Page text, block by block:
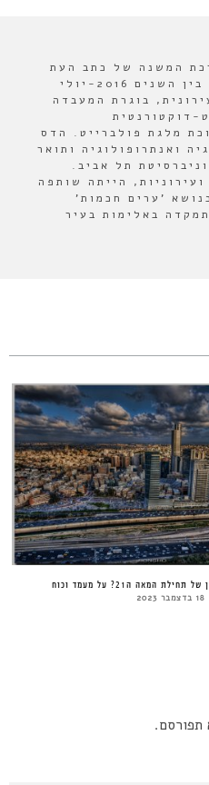
המשנה של כתב העת
והפודקסט "אורבנולוגיה" בין השנים 2016-יולי
עירונית, בוגרת המעבדה
דוקטורנטית
מלגת פולברייט. הדס
ואנתרופולוגיה ותואר
תל אביב.
הייתה שותפה
'ערים חכמות'
באלימות בעיר
המאה ה21? על מעמד וכוח
18 בדצמבר 2023
תפורסם.